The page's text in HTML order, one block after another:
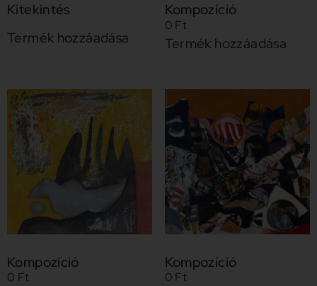
Kitekintés
Termék hozzáadása
Kompozíció
0 Ft
Termék hozzáadása
Kompozíció
0 Ft
Kompozíció
0 Ft